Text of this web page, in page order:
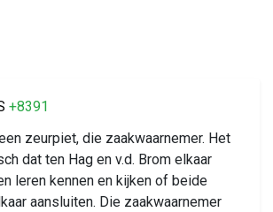
+8391
zeurpiet, die zaakwaarnemer. Het
dat ten Hag en v.d. Brom elkaar
leren kennen en kijken of beide
aansluiten. Die zaakwaarnemer